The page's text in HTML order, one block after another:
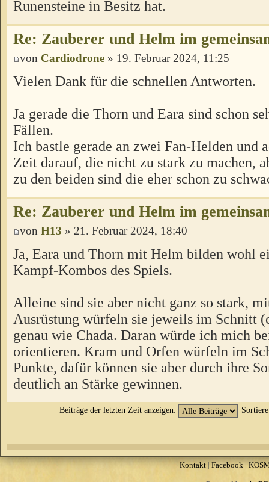
Runensteine in Besitz hat.
Re: Zauberer und Helm im
von Cardiodrone » 19. Februar 2024, 11:25
Vielen Dank für die schnellen Antworten.
Ja gerade die Thorn und Eara sind schon
Fällen.
Ich bastle gerade an zwei Fan-Helden und
Zeit darauf, die nicht zu stark zu machen,
zu den beiden sind die eher schon zu
Re: Zauberer und Helm im
von H13 » 21. Februar 2024, 18:40
Ja, Eara und Thorn mit Helm bilden wohl
Kampf-Kombos des Spiels.
Alleine sind sie aber nicht ganz so stark,
Ausrüstung würfeln sie jeweils im Schnitt
genau wie Chada. Daran würde ich mich
orientieren. Kram und Orfen würfeln im
Punkte, dafür können sie aber durch ihre
deutlich an Stärke gewinnen.
Beiträge der letzten Zeit anzeigen:
Kontakt| Facebook |